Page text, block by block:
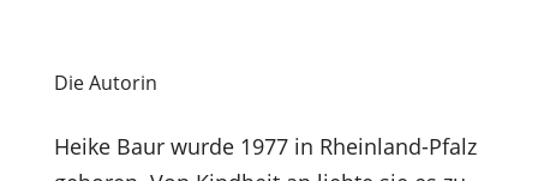
Die Autorin
Heike Baur wurde 1977 in Rheinland-Pfalz